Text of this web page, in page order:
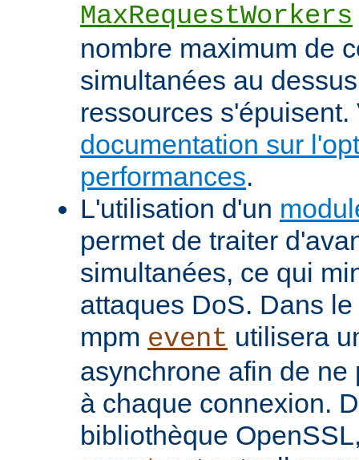
MaxRequestWorkers
nombre maximum de
simultanées au
ressources s'épuisent.
documentation sur
performances.
L'utilisation d'un
permet de traiter
simultanées, ce qui
attaques DoS. Dans
mpm event utilisera
asynchrone afin de
à chaque connexion.
bibliothèque